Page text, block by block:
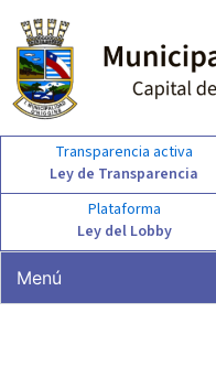
contenido
Transparencia activa
Ley de Transparencia
Plataforma
Ley del Lobby
Menú